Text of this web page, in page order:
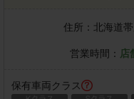
住所： 北海道
営業時間：
保有車両クラス